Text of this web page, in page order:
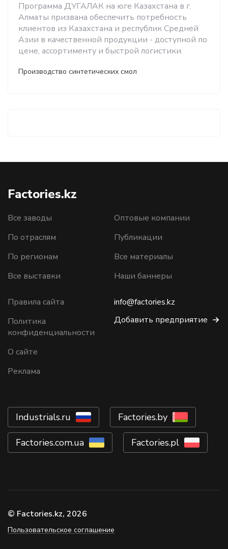
Программа ДУГАЛАК на юге Казахстана в г.
Алматы призвана обеспечить потребность
клиентов из Казахстана и республик Средней
Азии в качественной продукции - доступной по
цене, ассортименту и быстрой логистики.
Производство синтетических смол
Factories.kz
Все заводы
По отраслям
По регионам
Все выставки
Оптовые компании
Публикации
Все материалы
Наши баннеры
Правила сайта
Политика
конфиденциальности
О сайте
Реклама
info@factories.kz
Добавить предприятие
Industrials.ru Factories.by
Factories.com.ua Factories.pl
© Factories.kz, 2026
Пользовательское соглашение